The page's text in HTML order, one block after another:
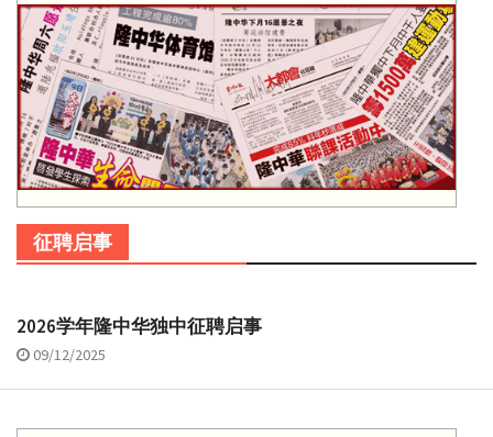
征聘启事
2026学年隆中华独中征聘启事
09/12/2025